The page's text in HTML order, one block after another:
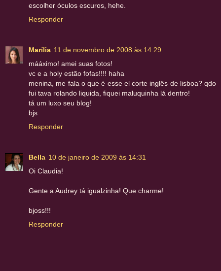
escolher óculos escuros, hehe.
Responder
Marília 11 de novembro de 2008 às 14:29
mááximo! amei suas fotos!
vc e a holy estão fofas!!!! haha
menina, me fala o que é esse el corte inglês de lisboa? qdo
fui tava rolando liquida, fiquei maluquinha lá dentro!
tá um luxo seu blog!
bjs
Responder
Bella 10 de janeiro de 2009 às 14:31
Oi Claudia!
Gente a Audrey tá igualzinha! Que charme!
bjoss!!!
Responder